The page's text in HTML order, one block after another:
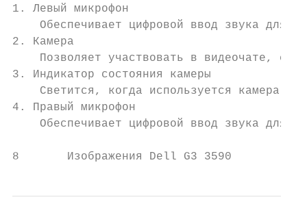
1. Левый микрофон
Обеспечивает цифровой ввод звука для
2. Камера
Позволяет участвовать в видеочате,
3. Индикатор состояния камеры
    Светится, когда используется камера.
4. Правый микрофон
Обеспечивает цифровой ввод звука для
8       Изображения Dell G3 3590